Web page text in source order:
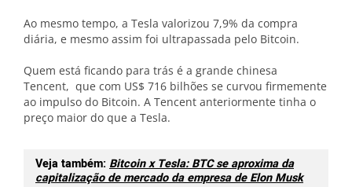
Ao mesmo tempo, a Tesla valorizou 7,9% da compra
diária, e mesmo assim foi ultrapassada pelo Bitcoin.
Quem está ficando para trás é a grande chinesa
Tencent, que com US$ 716 bilhões se curvou firmemente
ao impulso do Bitcoin. A Tencent anteriormente tinha o
preço maior do que a Tesla.
Veja também: Bitcoin x Tesla: BTC se aproxima da
capitalização de mercado da empresa de Elon Musk